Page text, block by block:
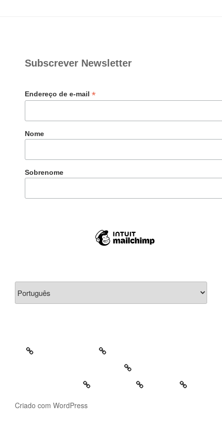
Subscrever Newsletter
Endereço de e-mail *
Nome
Sobrenome
um
Bio
Criações/Works
Projetos Pedagógicos/teaching
Contactos/Contacts
Português English
Criado com WordPress